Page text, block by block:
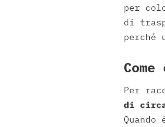
per
di
perché
Per
di